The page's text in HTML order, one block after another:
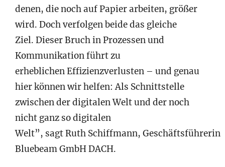
denen, die noch auf Papier arbeiten, größer
wird. Doch verfolgen beide das gleiche
Ziel. Dieser Bruch in Prozessen und
Kommunikation führt zu
erheblichen Effizienzverlusten – und genau
hier können wir helfen: Als Schnittstelle
zwischen der digitalen Welt und der noch
nicht ganz so digitalen
Welt”, sagt Ruth Schiffmann, Geschäftsführerin
Bluebeam GmbH DACH.